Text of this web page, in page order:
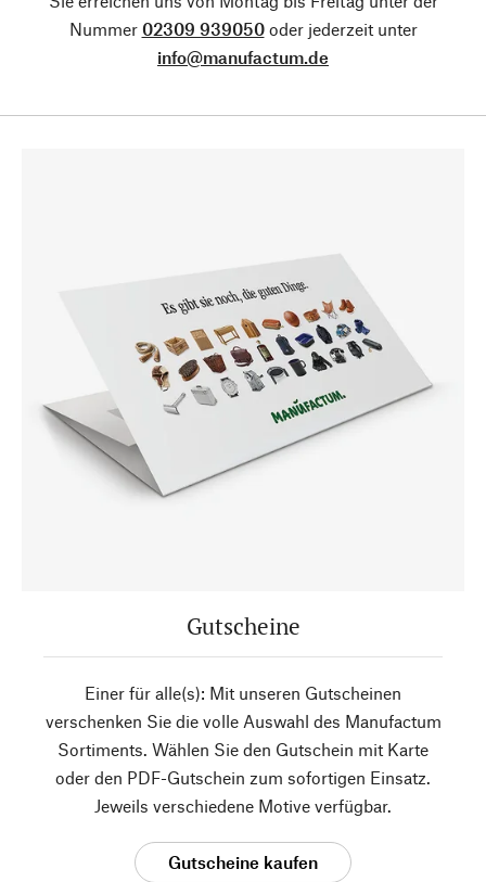
Nummer 02309 939050oder jederzeit unter
info@manufactum.de
Gutscheine
Einer für alle(s): Mit unseren Gutscheinen
verschenken Sie die volle Auswahl des Manufactum
Sortiments. Wählen Sie den Gutschein mit Karte
oder den PDF-Gutschein zum sofortigen Einsatz.
Jeweils verschiedene Motive verfügbar.
Gutscheine kaufen